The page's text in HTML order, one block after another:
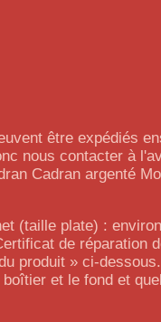
être expédiés
nous contacter à
Cadran argenté
(taille plate) :
de réparation
produit » ci-
et le fond et